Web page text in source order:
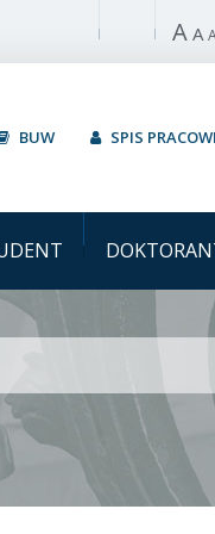
Włącz A A
BUW SPIS